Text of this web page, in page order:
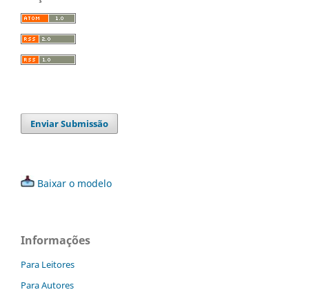
Enviar Submissão
Baixar o modelo
Informações
Para Leitores
Para Autores